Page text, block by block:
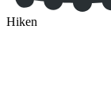
Hiken